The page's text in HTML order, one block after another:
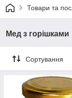
Товари та
Мед з горішками
Сортування